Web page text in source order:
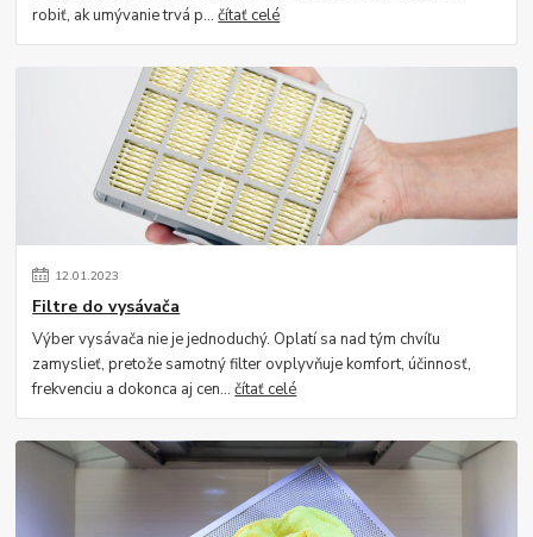
robiť, ak umývanie trvá p...čítať celé
12.01.2023
Filtre do vysávača
Výber vysávača nie je jednoduchý. Oplatí sa nad tým chvíľu
zamyslieť, pretože samotný filter ovplyvňuje komfort, účinnosť,
frekvenciu a dokonca aj cen...čítať celé